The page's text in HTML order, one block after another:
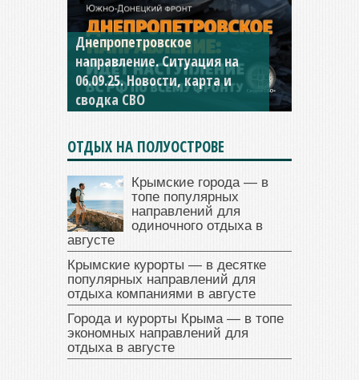
Днепропетровское
направление. Ситуация на
06.09.25. Новости, карта и
сводка СВО
Константиновское
направление. Ситуация на
04.09.25 Новости, карта и
сводка СВО
ОТДЫХ НА ПОЛУОСТРОВЕ
Крымские города — в
топе популярных
направлений для
одиночного отдыха в
августе
Крымские курорты — в десятке
популярных направлений для
отдыха компаниями в августе
Города и курорты Крыма — в топе
экономных направлений для
отдыха в августе